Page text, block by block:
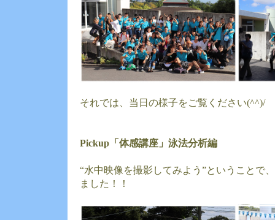
それでは、当日の様子をご覧ください(^^)/
Pickup「体感講座」泳法分析編
“水中映像を撮影してみよう”ということで
ました！！